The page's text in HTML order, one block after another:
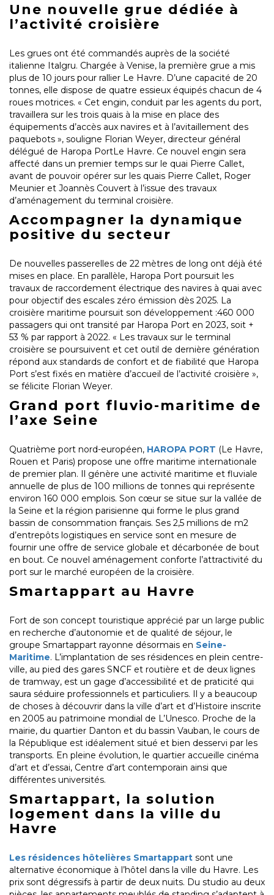
Une nouvelle grue dédiée à
l’activité croisière
Les grues ont été commandés auprès de la société
italienne Italgru. Chargée à Venise, la première grue a mis
plus de 10 jours pour rallier Le Havre. D’une capacité de 20
tonnes, elle dispose de quatre essieux équipés chacun de 4
roues motrices. « Cet engin, conduit par les agents du port,
travaillera sur les trois quais à la mise en place des
équipements d’accès aux navires et à l’avitaillement des
paquebots », souligne Florian Weyer, directeur général
délégué de Haropa PortLe Havre. Ce nouvel engin sera
affecté dans un premier temps sur le quai Pierre Callet,
avant de pouvoir opérer sur les quais Pierre Callet, Roger
Meunier et Joannès Couvert à l’issue des travaux
d’aménagement du terminal croisière.
Accompagner la dynamique
positive du secteur
De nouvelles passerelles de 22 mètres de long ont déjà été
mises en place. En parallèle, Haropa Port poursuit les
travaux de raccordement électrique des navires à quai avec
pour objectif des escales zéro émission dès 2025. La
croisière maritime poursuit son développement :460 000
passagers qui ont transité par Haropa Port en 2023, soit +
53 % par rapport à 2022. « Les travaux sur le terminal
croisière se poursuivent et cet outil de dernière génération
répond aux standards de confort et de fiabilité que Haropa
Port s’est fixés en matière d’accueil de l’activité croisière »,
se félicite Florian Weyer.
Grand port fluvio-maritime de
l’axe Seine
Quatrième port nord-européen, HAROPA PORT (Le Havre,
Rouen et Paris) propose une offre maritime internationale
de premier plan. Il génère une activité maritime et fluviale
annuelle de plus de 100 millions de tonnes qui représente
environ 160 000 emplois. Son cœur se situe sur la vallée de
la Seine et la région parisienne qui forme le plus grand
bassin de consommation français. Ses 2,5 millions de m2
d’entrepôts logistiques en service sont en mesure de
fournir une offre de service globale et décarbonée de bout
en bout. Ce nouvel aménagement conforte l’attractivité du
port sur le marché européen de la croisière.
Smartappart au Havre
Fort de son concept touristique apprécié par un large public
en recherche d’autonomie et de qualité de séjour, le
groupe Smartappart rayonne désormais en Seine-
Maritime. L’implantation de ses résidences en plein centre-
ville, au pied des gares SNCF et routière et de deux lignes
de tramway, est un gage d’accessibilité et de praticité qui
saura séduire professionnels et particuliers. Il y a beaucoup
de choses à découvrir dans la ville d’art et d’Histoire inscrite
en 2005 au patrimoine mondial de L’Unesco. Proche de la
mairie, du quartier Danton et du bassin Vauban, le cours de
la République est idéalement situé et bien desservi par les
transports. En pleine évolution, le quartier accueille cinéma
d’art et d’essai, Centre d’art contemporain ainsi que
différentes universités.
Smartappart, la solution
logement dans la ville du
Havre
Les résidences hôtelières Smartappart sont une
alternative économique à l’hôtel dans la ville du Havre. Les
prix sont dégressifs à partir de deux nuits. Du studio au deux